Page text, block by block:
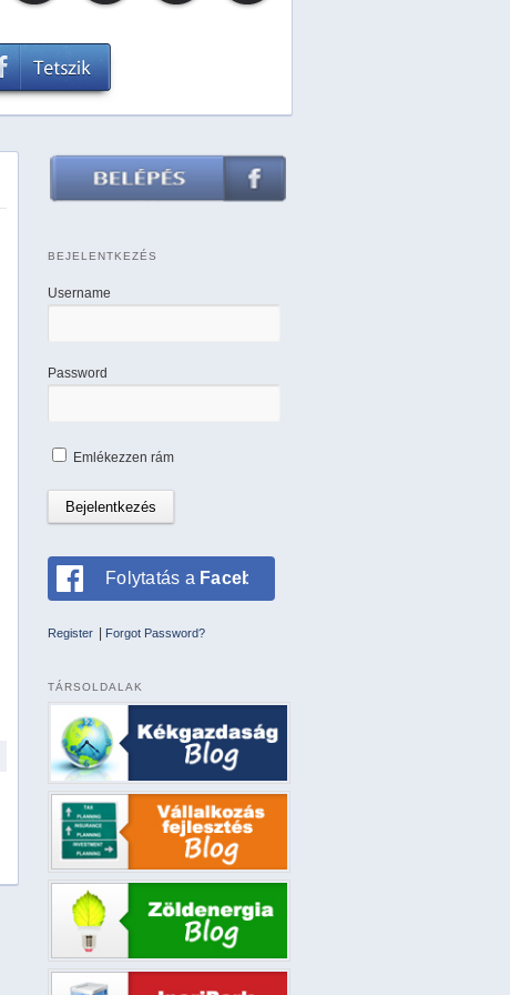
BEJELENTKEZÉS
Username
Password
Emlékezzen rám
Folytatás a Facebookkal
Register Forgot Password?
TÁRSOLDALAK